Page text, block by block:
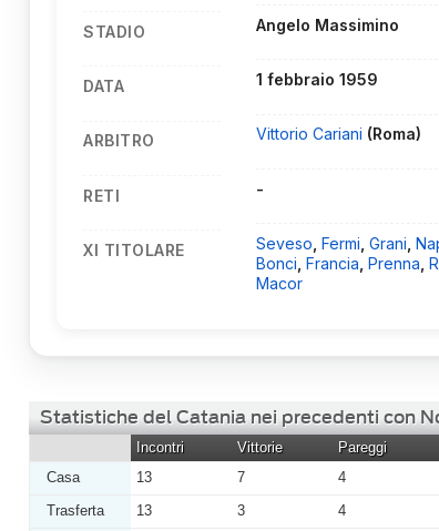
STADIO Angelo Massimino
DATA 1 febbraio 1959
ARBITRO Vittorio Cariani (Roma)
RETI -
XI TITOLARE Seveso ,Fermi ,Grani ,
Bonci ,Francia ,Prenna ,
Macor
Statistiche del Catania nei precedenti con
Incontri Vittorie Pareggi
Casa
13 7 4
Trasferta
13 3 4